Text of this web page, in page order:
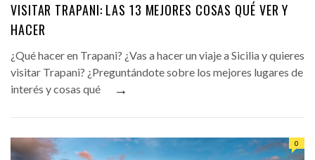
VISITAR TRAPANI: LAS 13 MEJORES COSAS QUÉ VER Y
HACER
¿Qué hacer en Trapani? ¿Vas a hacer un viaje a Sicilia y quieres
visitar Trapani? ¿Preguntándote sobre los mejores lugares de
interés y cosas qué
→
0